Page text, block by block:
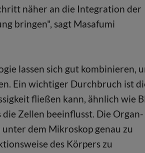
näher an die Integration der
bringen", sagt Masafumi
lassen sich gut kombinieren,
Ein wichtiger Durchbruch ist
fließen kann, ähnlich wie
Zellen beeinflusst. Die Organ-
dem Mikroskop genau zu
des Körpers zu